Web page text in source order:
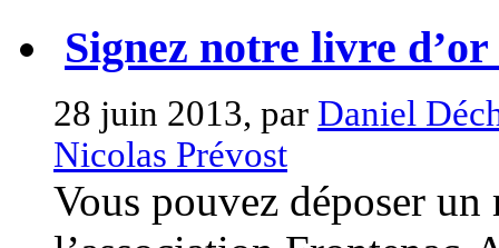
Signez notre livre
28 juin 2013, par Daniel
Nicolas Prévost
Vous pouvez déposer